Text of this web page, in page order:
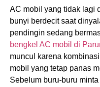
AC mobil yang tidak lagi
bunyi berdecit saat
pendingin sedang
bengkel AC mobil di
muncul karena
mobil yang tetap panas
Sebelum buru-buru